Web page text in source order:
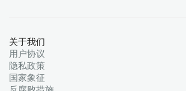
关于我们
用户协议
隐私政策
国家象征